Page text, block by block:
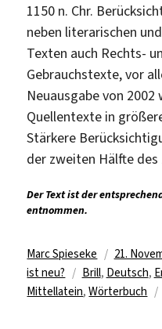
1150 n. Chr.
neben literarischen
Texten auch Rechts-
Gebrauchstexte, vor
Neuausgabe von
Quellentexte in
Stärkere
der zweiten Hälfte des
Der Text ist der
entnommen.
Autor
Marc Spieseke
am
21.
ist neu?
Schlagwörter
Brill, Deutsch,
Mittellatein,Wörterbuch